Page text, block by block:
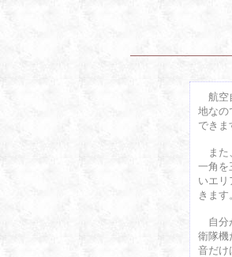
航空
地なの
できま
また
一角を
いエリ
きます
自分
衛隊機
音だけ